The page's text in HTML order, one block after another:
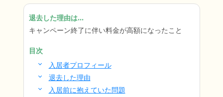
退去した理由は...
キャンペーン終了に伴い料金が高額になったこと
目次
入居者プロフィール
退去した理由
入居前に抱えていた問題